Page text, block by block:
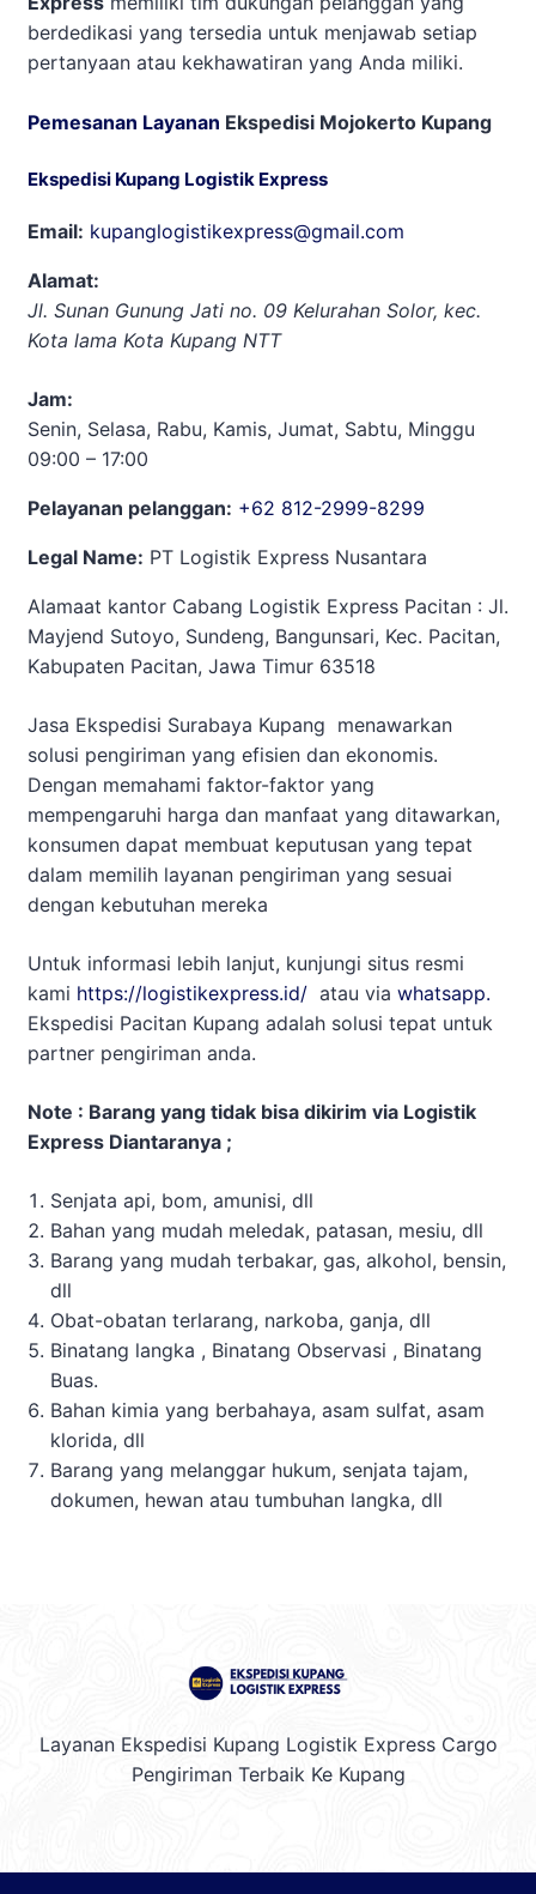
berdedikasi yang tersedia untuk menjawab setiap
pertanyaan atau kekhawatiran yang Anda miliki.
Pemesanan Layanan Ekspedisi Mojokerto Kupang
Ekspedisi Kupang Logistik Express
Email: kupanglogistikexpress@gmail.com
Alamat:
Jl. Sunan Gunung Jati no. 09 Kelurahan Solor, kec.
Kota lama Kota Kupang NTT
Jam:
Senin, Selasa, Rabu, Kamis, Jumat, Sabtu, Minggu
09:00 – 17:00
Pelayanan pelanggan: +62 812-2999-8299
Legal Name: PT Logistik Express Nusantara
Alamaat kantor Cabang Logistik Express Pacitan : Jl.
Mayjend Sutoyo, Sundeng, Bangunsari, Kec. Pacitan,
Kabupaten Pacitan, Jawa Timur 63518
Jasa Ekspedisi Surabaya Kupang menawarkan
solusi pengiriman yang efisien dan ekonomis.
Dengan memahami faktor-faktor yang
mempengaruhi harga dan manfaat yang ditawarkan,
konsumen dapat membuat keputusan yang tepat
dalam memilih layanan pengiriman yang sesuai
dengan kebutuhan mereka
Untuk informasi lebih lanjut, kunjungi situs resmi
kami https://logistikexpress.id/ atau via whatsapp.
Ekspedisi Pacitan Kupang adalah solusi tepat untuk
partner pengiriman anda.
Note : Barang yang tidak bisa dikirim via Logistik
Express Diantaranya ;
Senjata api, bom, amunisi, dll
Bahan yang mudah meledak, patasan, mesiu, dll
Barang yang mudah terbakar, gas, alkohol, bensin,
dll
Obat-obatan terlarang, narkoba, ganja, dll
Binatang langka , Binatang Observasi , Binatang
Buas.
Bahan kimia yang berbahaya, asam sulfat, asam
klorida, dll
Barang yang melanggar hukum, senjata tajam,
dokumen, hewan atau tumbuhan langka, dll
Layanan Ekspedisi Kupang Logistik Express Cargo
Pengiriman Terbaik Ke Kupang